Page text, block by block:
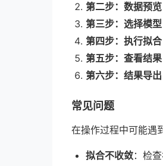
第二步：数据预览
第三步：选择模型
第四步：执行拟合
第五步：查看结果
第六步：结果导出
常见问题
在操作过程中可能遇
拟合不收敛：检